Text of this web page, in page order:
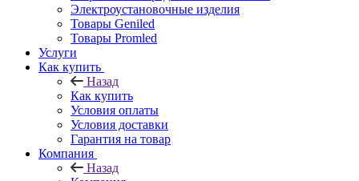
Электроустановочные изделия
Товары Geniled
Товары Promled
Услуги
Как купить
Назад
Как купить
Условия оплаты
Условия доставки
Гарантия на товар
Компания
Назад